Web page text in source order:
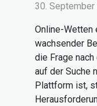
30. September
Online-
wachsender
die Frage
auf der Suche
Plattform ist,